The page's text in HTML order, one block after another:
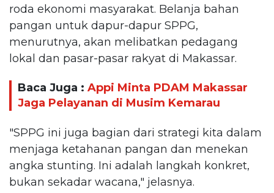
roda ekonomi masyarakat. Belanja bahan
pangan untuk dapur-dapur SPPG,
menurutnya, akan melibatkan pedagang
lokal dan pasar-pasar rakyat di Makassar.
Baca Juga : Appi Minta PDAM Makassar
Jaga Pelayanan di Musim Kemarau
"SPPG ini juga bagian dari strategi kita dalam
menjaga ketahanan pangan dan menekan
angka stunting. Ini adalah langkah konkret,
bukan sekadar wacana," jelasnya.